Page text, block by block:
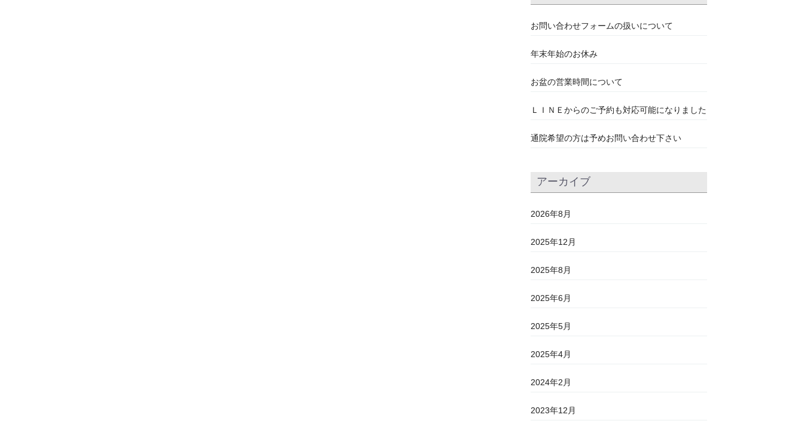
お問い合わせフォームの扱いについて
年末年始のお休み
お盆の営業時間について
ＬＩＮＥからのご予約も対応可能になりました
通院希望の方は予めお問い合わせ下さい
アーカイブ
2026年8月
2025年12月
2025年8月
2025年6月
2025年5月
2025年4月
2024年2月
2023年12月